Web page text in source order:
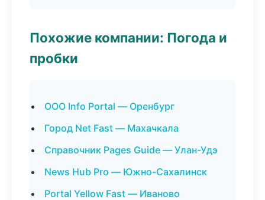
Похожие компании: Погода и
пробки
ООО Info Portal — Оренбург
Город Net Fast — Махачкала
Справочник Pages Guide — Улан-Удэ
News Hub Pro — Южно-Сахалинск
Portal Yellow Fast — Иваново